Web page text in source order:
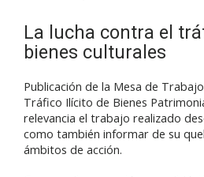
La lucha contra el
bienes culturales
Publicación de la Mesa de
Tráfico Ilícito de Bienes
relevancia el trabajo realizado
como también informar de su
ámbitos de acción.